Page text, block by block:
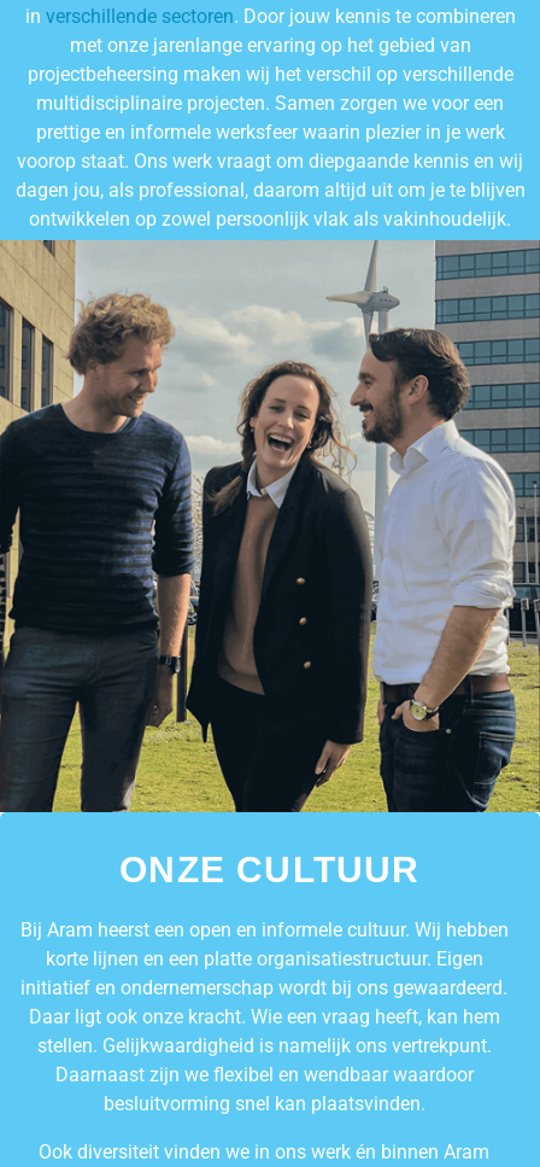
in verschillende sectoren. Door jouw kennis te combineren
met onze jarenlange ervaring op het gebied van
projectbeheersing maken wij het verschil op verschillende
multidisciplinaire projecten. Samen zorgen we voor een
prettige en informele werksfeer waarin plezier in je werk
voorop staat. Ons werk vraagt om diepgaande kennis en wij
dagen jou, als professional, daarom altijd uit om je te blijven
ontwikkelen op zowel persoonlijk vlak als vakinhoudelijk.
ONZE CULTUUR
Bij Aram heerst een open en informele cultuur. Wij hebben
korte lijnen en een platte organisatiestructuur. Eigen
initiatief en ondernemerschap wordt bij ons gewaardeerd.
Daar ligt ook onze kracht. Wie een vraag heeft, kan hem
stellen. Gelijkwaardigheid is namelijk ons vertrekpunt.
Daarnaast zijn we flexibel en wendbaar waardoor
besluitvorming snel kan plaatsvinden.
Ook diversiteit vinden we in ons werk én binnen Aram